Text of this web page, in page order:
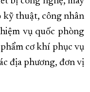
kỹ thuật, công nhân
vụ quốc phòng
cơ khí phục vụ
địa phương, đơn vị